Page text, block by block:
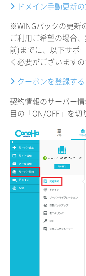
ドメイン手動更新
※WINGパックの更新
ご利用ご希望の場合
前)までに、以下サポ
く必要がございます
クーポンを登録する
契約情報のサーバー
目の「ON/OFF」を切